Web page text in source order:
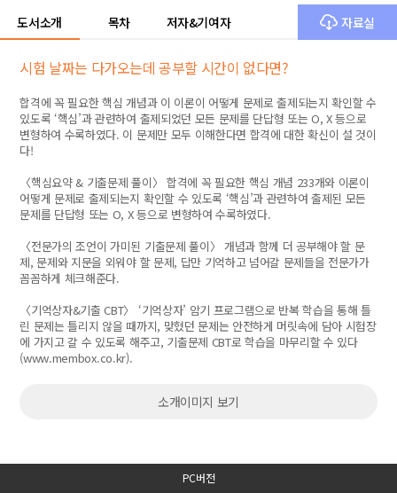
도서소개 목차 저자&기여자 자료실
시험 날짜는 다가오는데 공부할 시간이 없다면?
합격에 꼭 필요한 핵심 개념과 이 이론이 어떻게 문제로 출제되는지 확인할 수
있도록 ‘핵심’과 관련하여 출제되었던 모든 문제를 단답형 또는 O, X 등으로
변형하여 수록하였다. 이 문제만 모두 이해한다면 합격에 대한 확신이 설 것이
다!
〈핵심요약 & 기출문제 풀이〉 합격에 꼭 필요한 핵심 개념 233개와 이론이
어떻게 문제로 출제되는지 확인할 수 있도록 ‘핵심’과 관련하여 출제된 모든
문제를 단답형 또는 O, X 등으로 변형하여 수록하였다.
〈전문가의 조언이 가미된 기출문제 풀이〉 개념과 함께 더 공부해야 할 문
제, 문제와 지문을 외워야 할 문제, 답만 기억하고 넘어갈 문제들을 전문가가
꼼꼼하게 체크해준다.
〈기억상자&기출 CBT〉 ‘기억상자’ 암기 프로그램으로 반복 학습을 통해 틀
린 문제는 틀리지 않을 때까지, 맞혔던 문제는 안전하게 머릿속에 담아 시험장
에 가지고 갈 수 있도록 해주고, 기출문제 CBT로 학습을 마무리할 수 있다
(www.membox.co.kr).
소개이미지 보기
PC버전